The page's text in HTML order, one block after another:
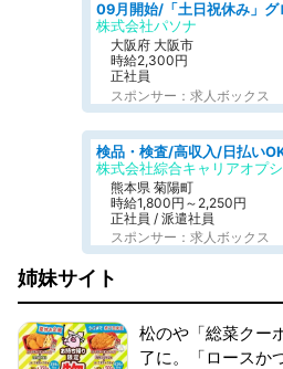
株式会社パソナ
大阪府 大阪市
時給2,300円
正社員
スポンサー：求人ボックス
株式会社綜合キャリアオプ
熊本県 菊陽町
時給1,800円～2,250円
正社員 / 派遣社員
スポンサー：求人ボックス
姉妹サイト
松のや「総菜クー
了に。「ロースか